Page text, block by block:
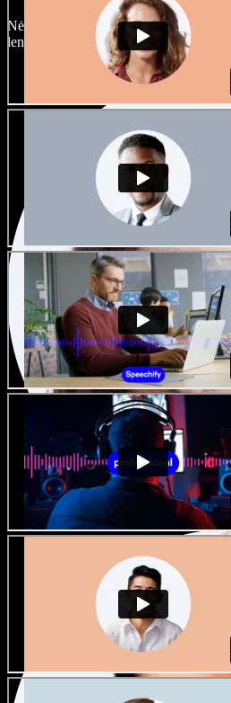
Nėra dviejų vienodų projektų.
lengvai juos prisitaikykite.